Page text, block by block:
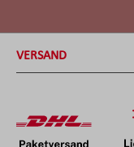
VERSAND